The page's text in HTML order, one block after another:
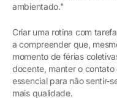
ambientado."
Criar uma rotina com
a compreender que,
momento de férias
docente, manter o
essencial para não sentir-
mais qualidade.